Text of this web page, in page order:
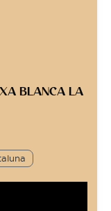
BLANCA LA